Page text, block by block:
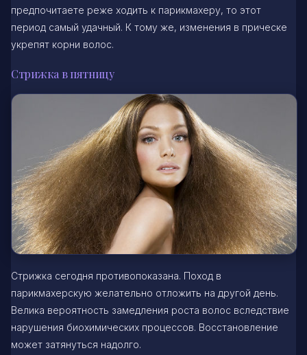
предпочитаете реже ходить к парикмахеру, то этот
период самый удачный. К тому же, изменения в прическе
укрепят корни волос.
Стрижка в пятницу
Стрижка сегодня противопоказана. Поход в
парикмахерскую желательно отложить на другой день.
Велика вероятность замедления роста волос вследствие
нарушения биохимических процессов. Восстановление
может затянуться надолго.